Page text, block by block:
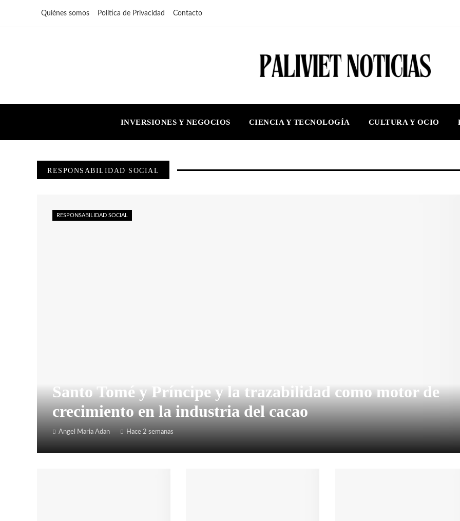
Quiénes somos Política de Privacidad Contacto
INVERSIONES Y NEGOCIOS CIENCIA Y TECNOLOGÍA CULTURA Y OCIO
RESPONSABILIDAD SOCIAL
Santo Tomé y Príncipe y la trazabilidad como motor de
crecimiento en la industria del cacao
Angel Maria Adan Hace 2 semanas
RESPONSABILIDAD SOCIAL